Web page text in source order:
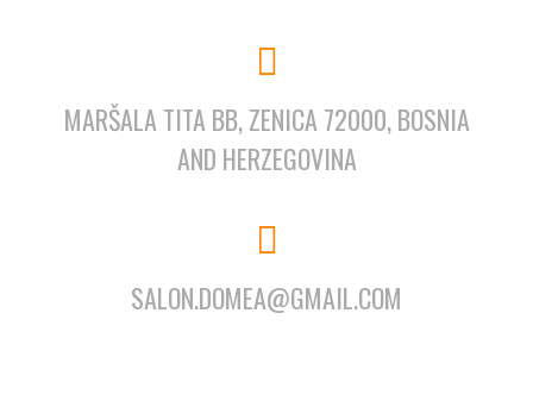
MARŠALA TITA BB, ZENICA 72000, BOSNIA
AND HERZEGOVINA
SALON.DOMEA@GMAIL.COM